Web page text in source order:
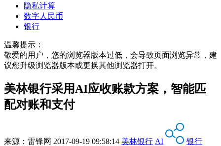
隐私计算
数字人民币
银行
温馨提示：
敬爱的用户，您的浏览器版本过低，会导致页面浏览异常，建
议您升级浏览器版本或更换其他浏览器打开。
美林银行采用AI应收账款方案，智能匹
配对账和支付
来源： 雷锋网 2017-09-19 09:58:14 美林银行 AI
银行